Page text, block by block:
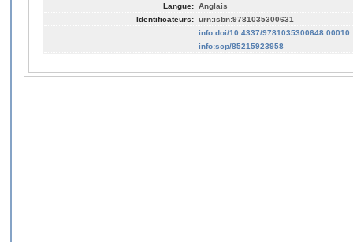
Langue: Anglais
Identificateurs: urn:isbn:9781035300631
info:doi/10.4337/9781035300648.00010
info:scp/85215923958